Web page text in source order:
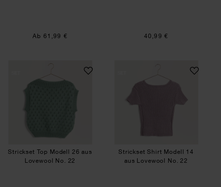
Ab 61,99 € 40,99 €
Strickset Top Modell 26 aus Lovewool No. 22
Strickset Top Modell 26 aus
Lovewool No. 22
Strickset Shirt
Strickset Shirt Modell 14
aus Lovewool No. 22